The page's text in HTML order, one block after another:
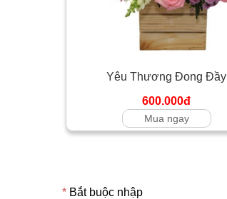
Yêu Thương Đong Đầy
600.000đ
Mua ngay
* Bắt buộc nhập